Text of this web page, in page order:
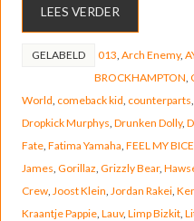
LEES VERDER
GELABELD 013 Arch Enemy,
BROCKHAMPTON
World comeback kid counterparts
Dropkick Murphys Drunken Dolly,
Fate, Fatima Yamaha FEEL MY
James Gorillaz Grizzly Bear,
Crew, Joost Klein Jordan Rakei,
Kraantje Pappie, Lauv, Limp Bizkit,